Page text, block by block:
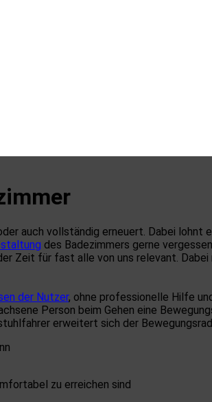
auch vollständig erneuert. Dabei lohnt
des Badezimmers gerne
Zeit für fast alle von uns relevant.
der Nutzer, ohne professionelle Hilfe
Person beim Gehen eine
erweitert sich der
zu erreichen sind